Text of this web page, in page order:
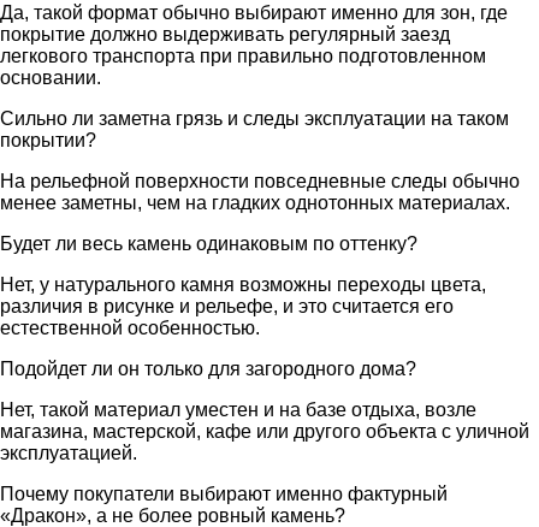
Да, такой формат обычно выбирают именно для зон, где
покрытие должно выдерживать регулярный заезд
легкового транспорта при правильно подготовленном
основании.
Сильно ли заметна грязь и следы эксплуатации на таком
покрытии?
На рельефной поверхности повседневные следы обычно
менее заметны, чем на гладких однотонных материалах.
Будет ли весь камень одинаковым по оттенку?
Нет, у натурального камня возможны переходы цвета,
различия в рисунке и рельефе, и это считается его
естественной особенностью.
Подойдет ли он только для загородного дома?
Нет, такой материал уместен и на базе отдыха, возле
магазина, мастерской, кафе или другого объекта с уличной
эксплуатацией.
Почему покупатели выбирают именно фактурный
«Дракон», а не более ровный камень?